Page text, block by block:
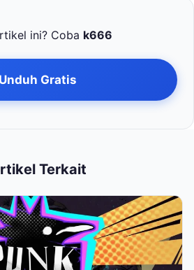
ini? Coba k666
Unduh Gratis
Terkait